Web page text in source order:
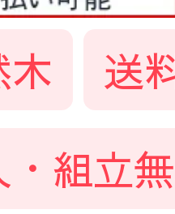
木 送
組立